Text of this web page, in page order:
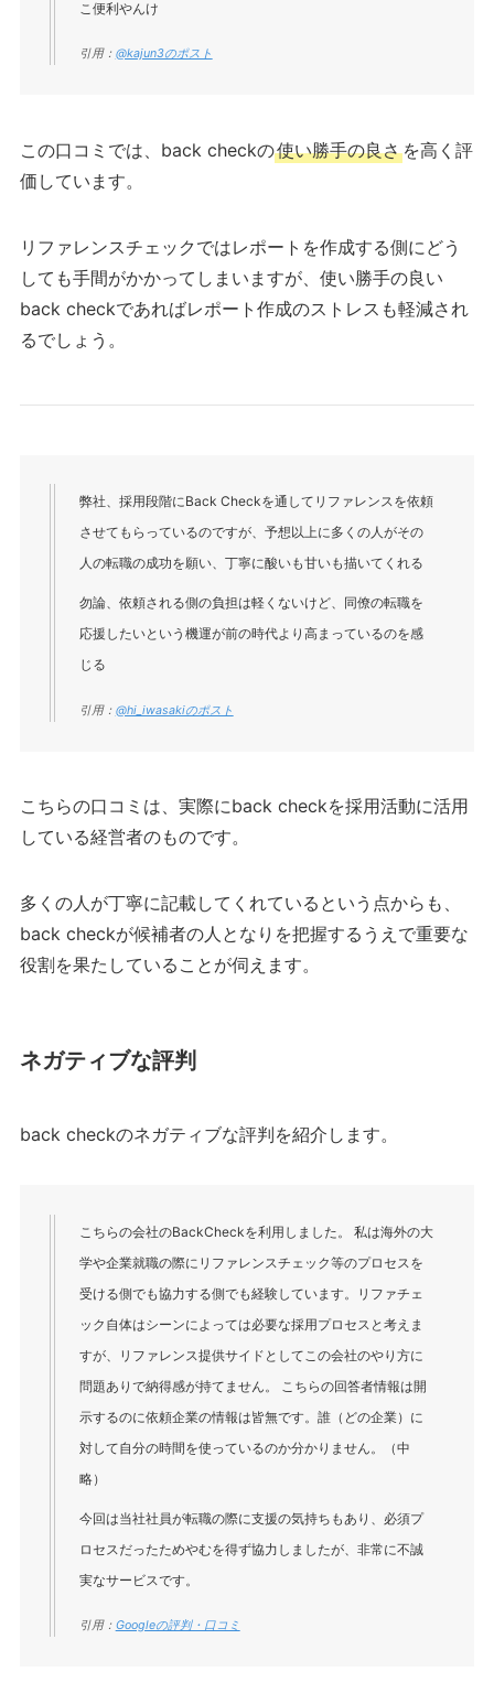
こ便利やんけ
引用： @kajun3のポスト
この口コミでは、back checkの使い勝手の良さを高く評
価しています。
リファレンスチェックではレポートを作成する側にどう
しても手間がかかってしまいますが、使い勝手の良い
back checkであればレポート作成のストレスも軽減され
るでしょう。
弊社、採用段階にBack Checkを通してリファレンスを依頼
させてもらっているのですが、予想以上に多くの人がその
人の転職の成功を願い、丁寧に酸いも甘いも描いてくれる
勿論、依頼される側の負担は軽くないけど、同僚の転職を
応援したいという機運が前の時代より高まっているのを感
じる
引用： @hi_iwasakiのポスト
こちらの口コミは、実際にback checkを採用活動に活用
している経営者のものです。
多くの人が丁寧に記載してくれているという点からも、
back checkが候補者の人となりを把握するうえで重要な
役割を果たしていることが伺えます。
ネガティブな評判
back checkのネガティブな評判を紹介します。
こちらの会社のBackCheckを利用しました。 私は海外の大
学や企業就職の際にリファレンスチェック等のプロセスを
受ける側でも協力する側でも経験しています。リファチェ
ック自体はシーンによっては必要な採用プロセスと考えま
すが、リファレンス提供サイドとしてこの会社のやり方に
問題ありで納得感が持てません。 こちらの回答者情報は開
示するのに依頼企業の情報は皆無です。誰（どの企業）に
対して自分の時間を使っているのか分かりません。（中
略）
今回は当社社員が転職の際に支援の気持ちもあり、必須プ
ロセスだったためやむを得ず協力しましたが、非常に不誠
実なサービスです。
引用： Googleの評判・口コミ